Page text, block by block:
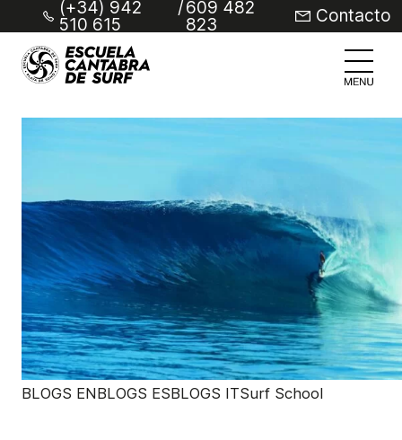
(+34) 942
510 615
/609 482
823 Contacto
BLOGS ENBLOGS ESBLOGS ITSurf School